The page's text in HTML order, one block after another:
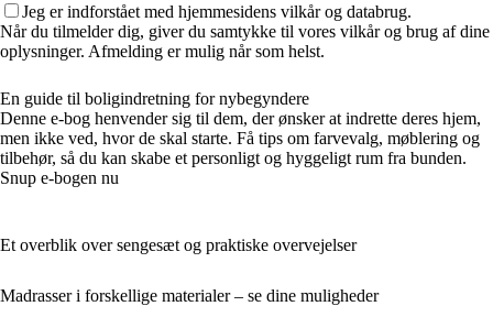
Jeg er indforstået med hjemmesidens vilkår og databrug.
Når du tilmelder dig, giver du samtykke til vores vilkår og brug af dine
oplysninger. Afmelding er mulig når som helst.
En guide til boligindretning for nybegyndere
Denne e-bog henvender sig til dem, der ønsker at indrette deres hjem,
men ikke ved, hvor de skal starte. Få tips om farvevalg, møblering og
tilbehør, så du kan skabe et personligt og hyggeligt rum fra bunden.
Snup e-bogen nu
Et overblik over sengesæt og praktiske overvejelser
Madrasser i forskellige materialer – se dine muligheder